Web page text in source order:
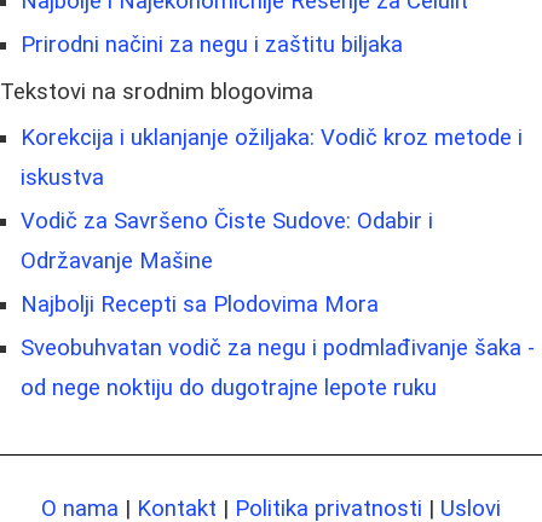
Prirodni načini za negu i zaštitu biljaka
Tekstovi na srodnim blogovima
Korekcija i uklanjanje ožiljaka: Vodič kroz metode i
iskustva
Vodič za Savršeno Čiste Sudove: Odabir i
Održavanje Mašine
Najbolji Recepti sa Plodovima Mora
Sveobuhvatan vodič za negu i podmlađivanje šaka -
od nege noktiju do dugotrajne lepote ruku
O nama | Kontakt | Politika privatnosti | Uslovi